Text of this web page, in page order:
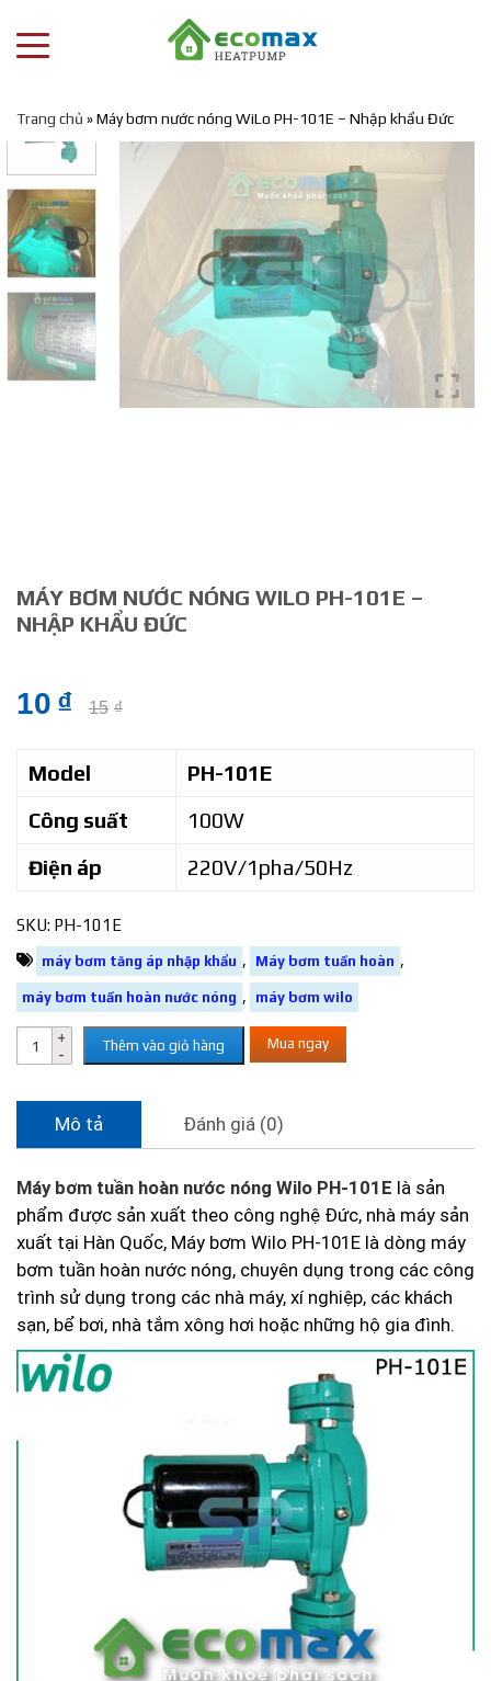
Trang chủ »Máy bơm nước nóng WiLo PH-101E – Nhập khẩu Đức
MÁY BƠM NƯỚC NÓNG WILO PH-101E –
NHẬP KHẨU ĐỨC
10 ₫ 15 ₫
Model
PH-101E
Công suất
100W
Điện áp
220V/1pha/50Hz
SKU: PH-101E
máy bơm tăng áp nhập khẩu , Máy bơm tuần hoàn ,
máy bơm tuần hoàn nước nóng , máy bơm wilo
Thêm vào giỏ hàng Mua ngay
Mô tả Đánh giá (0)
Máy bơm tuần hoàn nước nóng Wilo PH-101E là sản
phẩm được sản xuất theo công nghệ Đức, nhà máy sản
xuất tại Hàn Quốc, Máy bơm Wilo PH-101E là dòng máy
bơm tuần hoàn nước nóng, chuyên dụng trong các công
trình sử dụng trong các nhà máy, xí nghiệp, các khách
sạn, bể bơi, nhà tắm xông hơi hoặc những hộ gia đình.